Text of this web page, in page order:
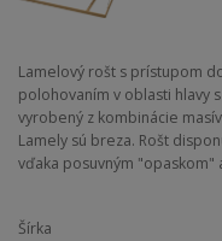
Lamelový rošt s prístupom
polohovaním v oblasti hlavy
vyrobený z kombinácie
Lamely sú breza. Rošt
vďaka posuvným "opaskom"
Šírka